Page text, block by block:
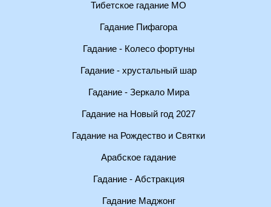
Тибетское гадание МО
Гадание Пифагора
Гадание - Колесо фортуны
Гадание - хрустальный шар
Гадание - Зеркало Мира
Гадание на Новый год 2027
Гадание на Рождество и Святки
Арабское гадание
Гадание - Абстракция
Гадание Маджонг